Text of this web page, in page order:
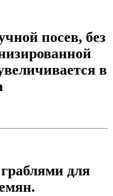
посев, без
в
для